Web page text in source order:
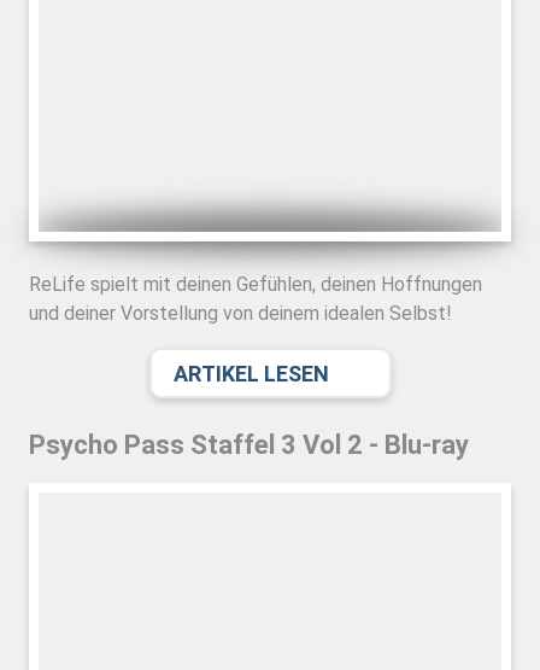
ReLife spielt mit deinen Gefühlen, deinen Hoffnungen
und deiner Vorstellung von deinem idealen Selbst!
ARTIKEL LESEN
Psycho Pass Staffel 3 Vol 2 - Blu-ray